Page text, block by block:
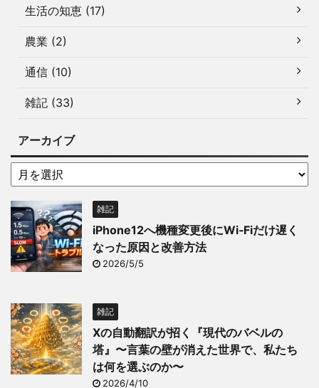
生活の知恵 (17)
農業 (2)
通信 (10)
雑記 (33)
アーカイブ
雑記
iPhone12へ機種変更後にWi‑Fiだけ遅く
なった原因と改善方法
2026/5/5
雑記
Xの自動翻訳が招く『現代のバベルの
塔』〜言葉の壁が消えた世界で、私たち
は何を選ぶのか〜
2026/4/10